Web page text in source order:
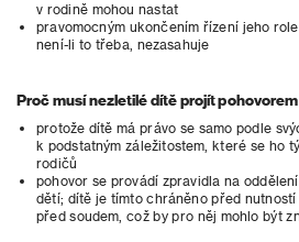
v rodině mohou nastat
pravomocným ukončením řízení jeho
není-li to třeba, nezasahuje
Proč musí nezletilé dítě projít pohovorem
protože dítě má právo se samo podle
k podstatným záležitostem, které se ho
rodičů
pohovor se provádí zpravidla na
dětí; dítě je tímto chráněno před
před soudem, což by pro něj mohlo být